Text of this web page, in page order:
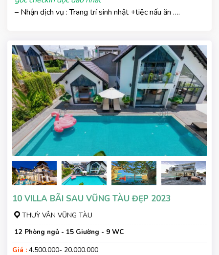
– Nhận dịch vụ : Trang trí sinh nhật +tiệc nấu ăn ….
10 VILLA BÃI SAU VŨNG TÀU ĐẸP 2023
THUỲ VÂN VŨNG TÀU
12 Phòng ngủ - 15 Giường - 9 WC
Giá : 4.500.000- 20.000.000